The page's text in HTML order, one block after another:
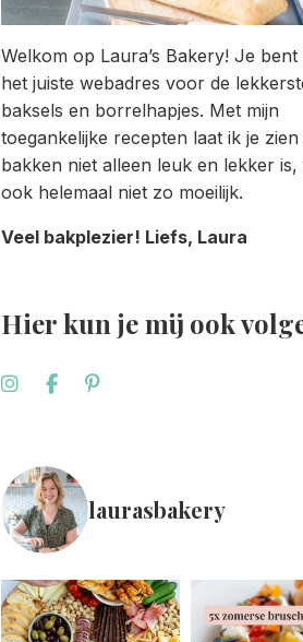
Welkom op Laura’s Bakery! Je bent
het juiste webadres voor de
baksels en borrelhapjes. Met mijn
toegankelijke recepten laat ik je zien
bakken niet alleen leuk en lekker is,
ook helemaal niet zo moeilijk.
Veel bakplezier! Liefs, Laura
Hier kun je mij ook
laurasbakery